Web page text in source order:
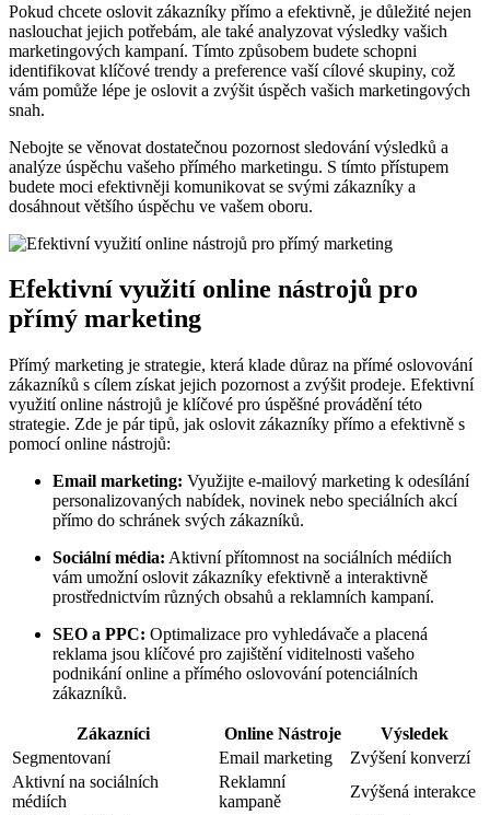
Pokud chcete oslovit zákazníky přímo a efektivně, je důležité nejen
naslouchat jejich potřebám, ale také analyzovat výsledky vašich
marketingových kampaní. Tímto způsobem budete schopni
identifikovat klíčové trendy a preference vaší cílové skupiny, což
vám pomůže lépe je oslovit a zvýšit úspěch vašich marketingových
snah.
Nebojte se věnovat dostatečnou pozornost sledování výsledků a
analýze úspěchu vašeho přímého marketingu. S tímto přístupem
budete moci efektivněji komunikovat se svými zákazníky a
dosáhnout většího úspěchu ve vašem oboru.
Efektivní využití online nástrojů pro
přímý marketing
Přímý marketing je strategie, která klade důraz na přímé oslovování
zákazníků s cílem získat jejich pozornost a zvýšit prodeje. Efektivní
využití online nástrojů je klíčové pro úspěšné provádění této
strategie. Zde je pár tipů, jak oslovit zákazníky přímo a efektivně s
pomocí online nástrojů:
Email marketing: Využijte e-mailový marketing k odesílání
personalizovaných nabídek, novinek nebo speciálních akcí
přímo do schránek svých zákazníků.
Sociální média: Aktivní přítomnost na sociálních médiích
vám umožní oslovit zákazníky efektivně a interaktivně
prostřednictvím různých obsahů a reklamních kampaní.
SEO a PPC: Optimalizace pro vyhledávače a placená
reklama jsou klíčové pro zajištění viditelnosti vašeho
podnikání online a přímého oslovování potenciálních
zákazníků.
Zákazníci Online Nástroje
Výsledek
Segmentovaní
Email marketing
Zvýšení konverzí
Aktivní na sociálních
médiích
Reklamní
kampaně
Zvýšená interakce